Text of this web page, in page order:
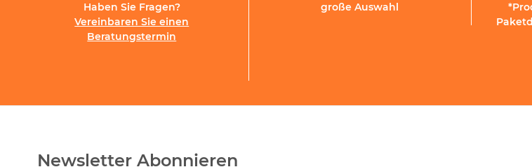
Haben Sie Fragen?
Vereinbaren Sie einen
Beratungstermin
große Auswahl
Newsletter Abonnieren